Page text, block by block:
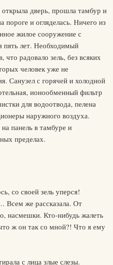
дверь, прошла тамбур и
и огляделась. Ничего из
жилое сооружение с
пять лет. Необходимый
радовало зель, без всяких
человек уже не
Санузел с горячей и холодной
ионообменный фильтр
для водоотвода, пелена
наружного воздуха.
панель в тамбуре и
пределах.
со своей зель уперся!
Всем же рассказала. От
насмешки. Кто-нибудь жалеть
ж он так со мной?! Что я ему
с лица злые слезы.